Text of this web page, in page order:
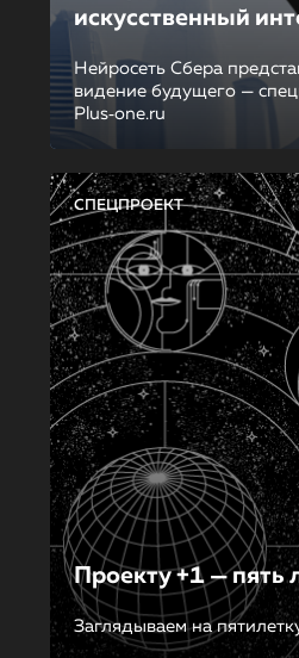
искусственный
Нейросеть Сбера
видение будущего —
Plus‑one.ru
СПЕЦПРОЕКТ
Проекту +1 — пять
Заглядываем на